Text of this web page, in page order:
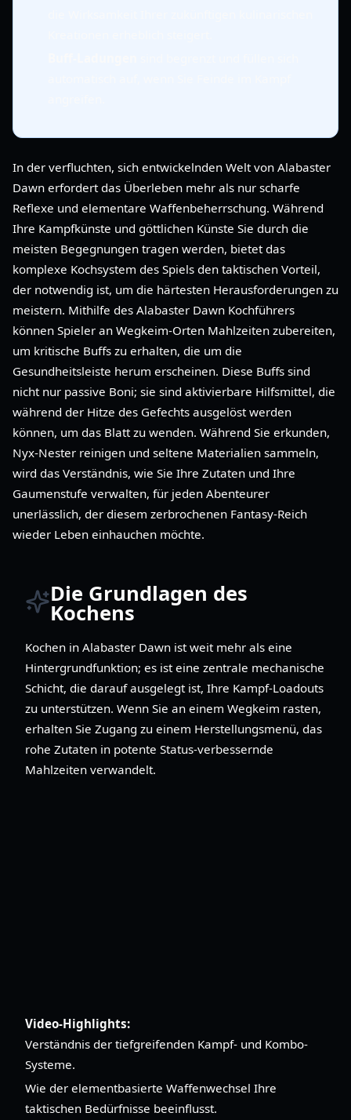
In der verfluchten, sich entwickelnden Welt von Alabaster
Dawn erfordert das Überleben mehr als nur scharfe
Reflexe und elementare Waffenbeherrschung. Während
Ihre Kampfkünste und göttlichen Künste Sie durch die
meisten Begegnungen tragen werden, bietet das
komplexe Kochsystem des Spiels den taktischen Vorteil,
der notwendig ist, um die härtesten Herausforderungen zu
meistern. Mithilfe des Alabaster Dawn Kochführers
können Spieler an Wegkeim-Orten Mahlzeiten zubereiten,
um kritische Buffs zu erhalten, die um die
Gesundheitsleiste herum erscheinen. Diese Buffs sind
nicht nur passive Boni; sie sind aktivierbare Hilfsmittel, die
während der Hitze des Gefechts ausgelöst werden
können, um das Blatt zu wenden. Während Sie erkunden,
Nyx-Nester reinigen und seltene Materialien sammeln,
wird das Verständnis, wie Sie Ihre Zutaten und Ihre
Gaumenstufe verwalten, für jeden Abenteurer
unerlässlich, der diesem zerbrochenen Fantasy-Reich
wieder Leben einhauchen möchte.
Die Grundlagen des
Kochens
Kochen in Alabaster Dawn ist weit mehr als eine
Hintergrundfunktion; es ist eine zentrale mechanische
Schicht, die darauf ausgelegt ist, Ihre Kampf-Loadouts
zu unterstützen. Wenn Sie an einem Wegkeim rasten,
erhalten Sie Zugang zu einem Herstellungsmenü, das
rohe Zutaten in potente Status-verbessernde
Mahlzeiten verwandelt.
Video-Highlights:
Verständnis der tiefgreifenden Kampf- und Kombo-
Systeme.
Wie der elementbasierte Waffenwechsel Ihre
taktischen Bedürfnisse beeinflusst.